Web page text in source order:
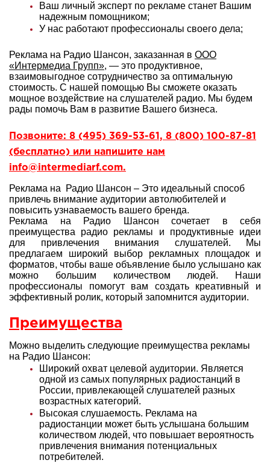
Ваш личный эксперт по рекламе станет Вашим
надежным помощником;
У нас работают профессионалы своего дела;
Реклама на Радио Шансон, заказанная в ООО
«Интермедиа Групп», — это продуктивное,
взаимовыгодное сотрудничество за оптимальную
стоимость. С нашей помощью Вы сможете оказать
мощное воздействие на слушателей радио. Мы будем
рады помочь Вам в развитие Вашего бизнеса.
Позвоните: 8 (495) 369-53-61, 8 (800) 100-87-81
(бесплатно) или напишите нам
info@intermediarf.com.
Реклама на Радио Шансон – Это идеальный способ
привлечь внимание аудитории автолюбителей и
повысить узнаваемость вашего бренда.
Реклама на Радио Шансон сочетает в себя
преимущества радио рекламы и продуктивные идеи
для привлечения внимания слушателей. Мы
предлагаем широкий выбор рекламных площадок и
форматов, чтобы ваше объявление было услышано как
можно большим количеством людей. Наши
профессионалы помогут вам создать креативный и
эффективный ролик, который запомнится аудитории.
Преимущества
Можно выделить следующие преимущества рекламы
на Радио Шансон:
Широкий охват целевой аудитории. Является
одной из самых популярных радиостанций в
России, привлекающей слушателей разных
возрастных категорий.
Высокая слушаемость. Реклама на
радиостанции может быть услышана большим
количеством людей, что повышает вероятность
привлечения внимания потенциальных
потребителей.